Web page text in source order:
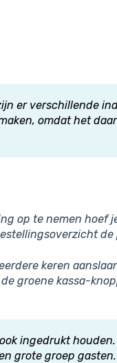
er verschillende
omdat het
op te nemen hoef
keren
groene kassa-
ingedrukt
grote groep gasten.